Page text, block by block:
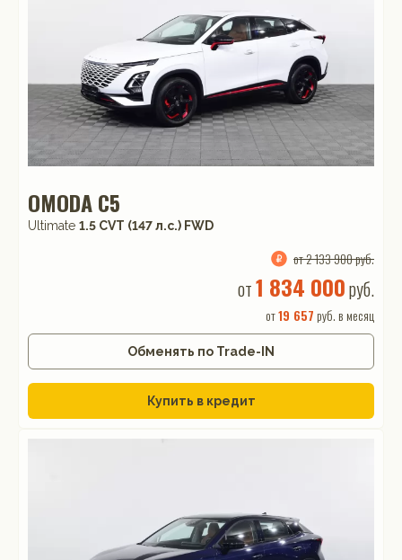
OMODA C5
Ultimate 1.5 CVT (147 л.с.) FWD
от 2 133 900 руб.
от1 834 000руб.
от19 657 руб. в месяц
Обменять по Trade-IN
Купить в кредит